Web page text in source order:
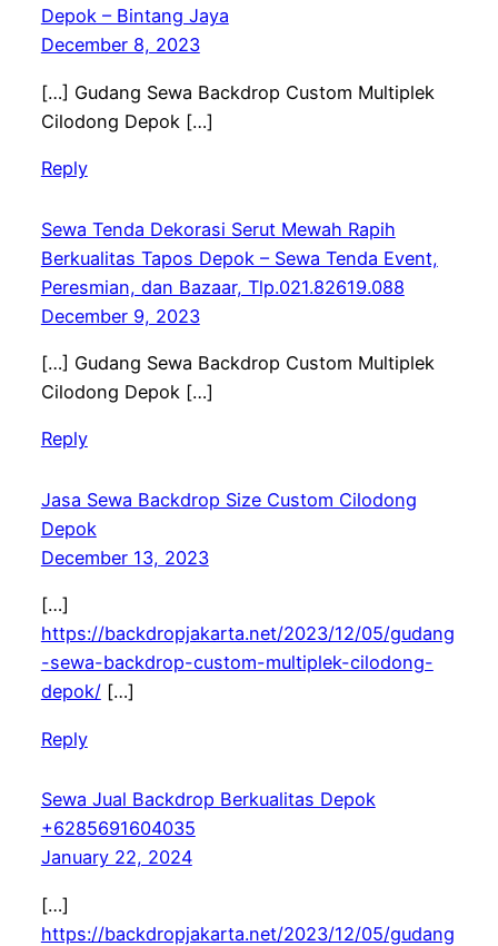
Depok – Bintang Jaya
December 8, 2023
[…] Gudang Sewa Backdrop Custom Multiplek
Cilodong Depok […]
Reply
Sewa Tenda Dekorasi Serut Mewah Rapih
Berkualitas Tapos Depok – Sewa Tenda Event,
Peresmian, dan Bazaar, Tlp.021.82619.088
December 9, 2023
[…] Gudang Sewa Backdrop Custom Multiplek
Cilodong Depok […]
Reply
Jasa Sewa Backdrop Size Custom Cilodong
Depok
December 13, 2023
[…]
https://backdropjakarta.net/2023/12/05/gudang
-sewa-backdrop-custom-multiplek-cilodong-
depok/[…]
Reply
Sewa Jual Backdrop Berkualitas Depok
+6285691604035
January 22, 2024
[…]
https://backdropjakarta.net/2023/12/05/gudang